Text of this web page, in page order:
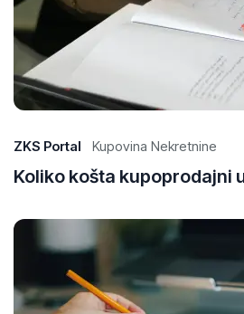
ZKS Portal Kupovina Nekretnine